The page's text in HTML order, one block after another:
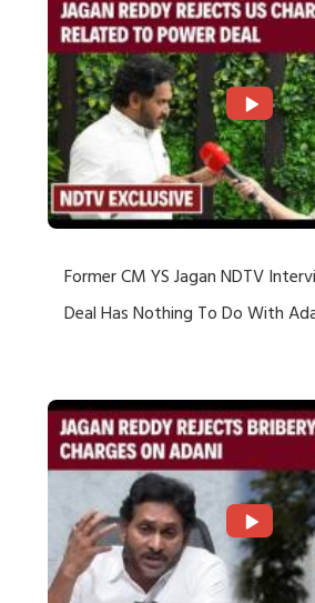
Former CM YS Jagan NDTV
Deal Has Nothing To Do With